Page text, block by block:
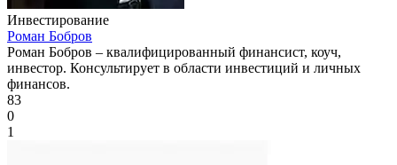
Инвестирование
Роман Бобров
Роман Бобров – квалифицированный финансист, коуч,
инвестор. Консультирует в области инвестиций и личных
финансов.
83
0
1